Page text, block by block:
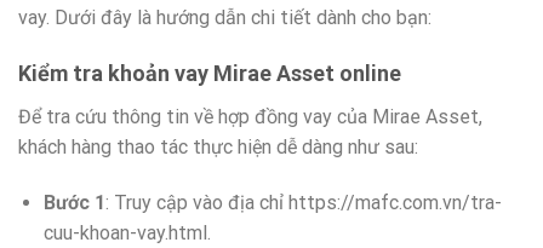
vay. Dưới đây là hướng dẫn chi tiết dành cho bạn:
Kiểm tra khoản vay Mirae Asset online
Để tra cứu thông tin về hợp đồng vay của Mirae Asset,
khách hàng thao tác thực hiện dễ dàng như sau:
Bước 1: Truy cập vào địa chỉ https://mafc.com.vn/tra-
cuu-khoan-vay.html.